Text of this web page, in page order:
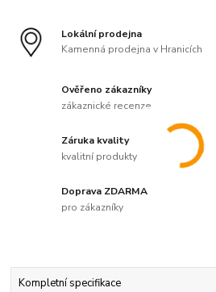
Lokální prodejna
Kamenná prodejna v Hranicích
Ověřeno zákazníky
zákaznické recenze
Záruka kvality
kvalitní produkty
Doprava ZDARMA
pro zákazníky
Kompletní specifikace